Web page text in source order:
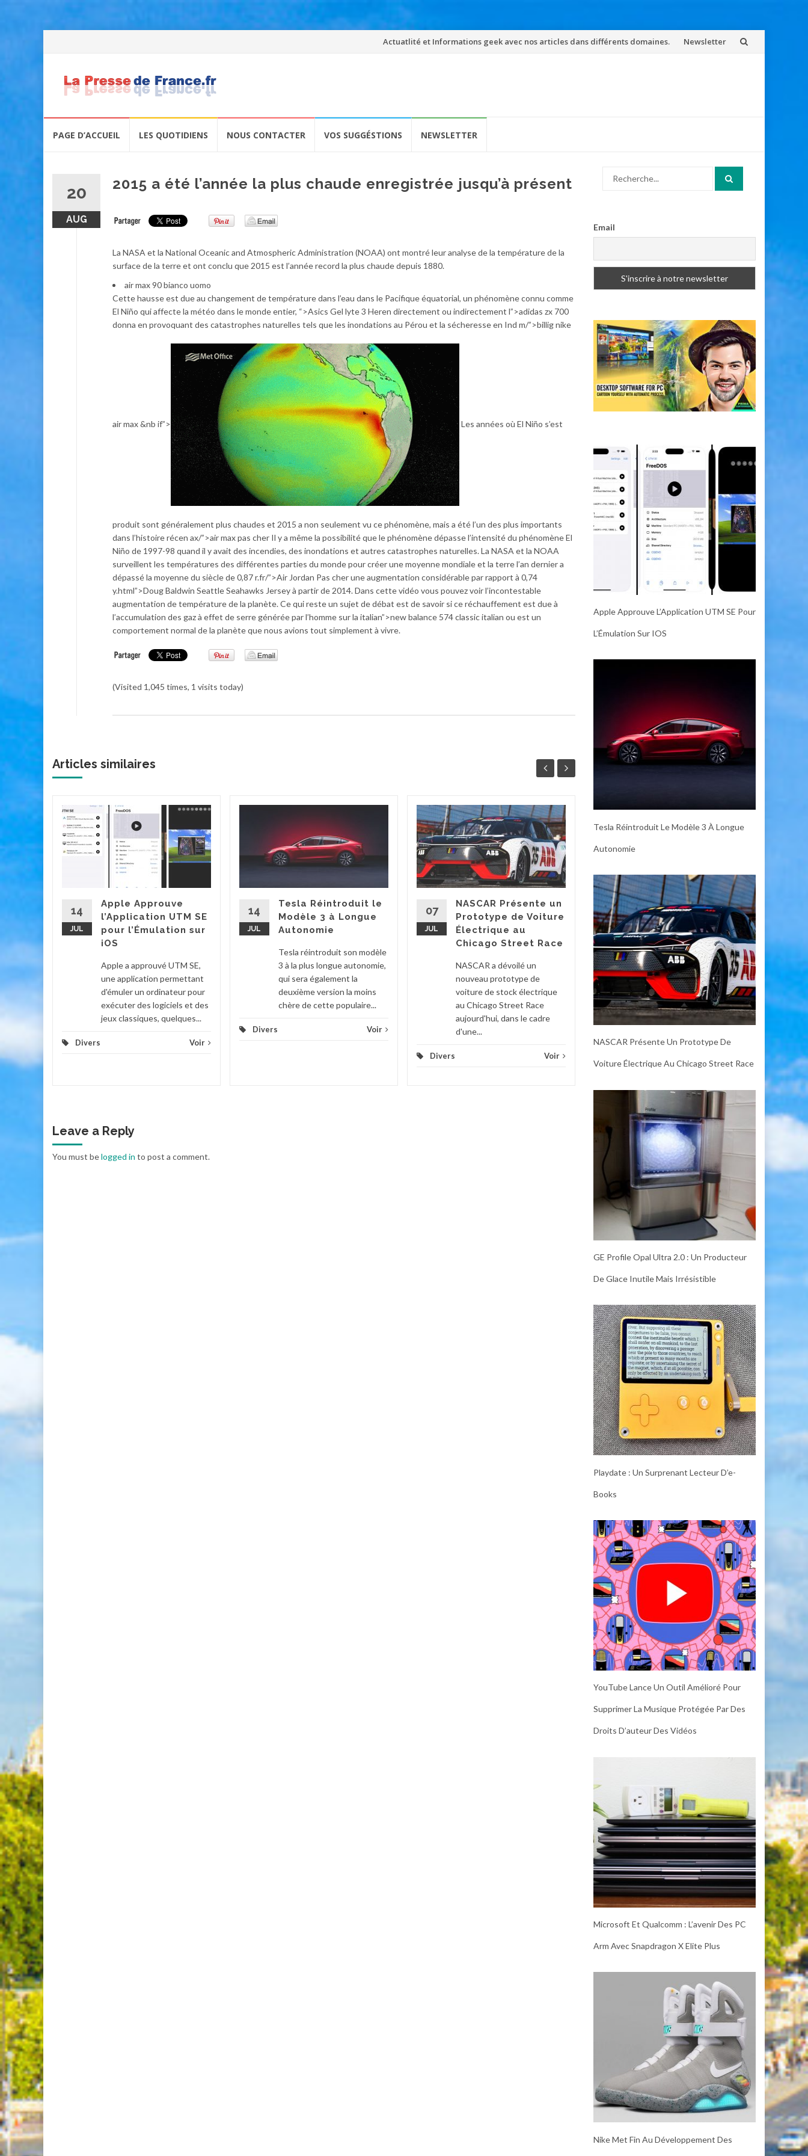
Skip
Actuatlité et Informations geek avec nos articles dans différents domaines. Newsletter
PAGE D’ACCUEIL LES QUOTIDIENS NOUS CONTACTER VOS SUGGÉSTIONS NEWSLETTER
20
AUG
2015 a été l’année la plus chaude enregistrée jusqu’à présent
La NASA et la National Oceanic and Atmospheric Administration (NOAA) ont montré leur analyse de la température de la
surface de la terre et ont conclu que 2015 est l’année record la plus chaude depuis 1880.
air max 90 bianco uomo
Cette hausse est due au changement de température dans l’eau dans le Pacifique équatorial, un phénomène connu comme
El Niño qui affecte la météo dans le monde entier, “>Asics Gel lyte 3 Heren directement ou indirectement l”>adidas zx 700
donna en provoquant des catastrophes naturelles tels que les inondations au Pérou et la sécheresse en Ind m/”>billig nike
air max &nb if”> Les années où El Niño s’est
produit sont généralement plus chaudes et 2015 a non seulement vu ce phénomène, mais a été l’un des plus importants
dans l’histoire récen ax/”>air max pas cher Il y a même la possibilité que le phénomène dépasse l’intensité du phénomène El
Niño de 1997-98 quand il y avait des incendies, des inondations et autres catastrophes naturelles. La NASA et la NOAA
surveillent les températures des différentes parties du monde pour créer une moyenne mondiale et la terre l’an dernier a
dépassé la moyenne du siècle de 0,87 r.fr/”>Air Jordan Pas cher une augmentation considérable par rapport à 0,74
y.html”>Doug Baldwin Seattle Seahawks Jersey à partir de 2014. Dans cette vidéo vous pouvez voir l’incontestable
augmentation de température de la planète. Ce qui reste un sujet de débat est de savoir si ce réchauffement est due à
l’accumulation des gaz à effet de serre générée par l’homme sur la italian”>new balance 574 classic italian ou est un
comportement normal de la planète que nous avions tout simplement à vivre.
(Visited 1,045 times, 1 visits today)
Articles similaires
14
JUL
Apple Approuve
l’Application UTM SE
pour l’Émulation sur
iOS
Apple a approuvé UTM SE,
une application permettant
d'émuler un ordinateur pour
exécuter des logiciels et des
jeux classiques, quelques...
Divers Voir
14
JUL
Tesla Réintroduit le
Modèle 3 à Longue
Autonomie
Tesla réintroduit son modèle
3 à la plus longue autonomie,
qui sera également la
deuxième version la moins
chère de cette populaire...
Divers Voir
07
JUL
NASCAR Présente un
Prototype de Voiture
Électrique au
Chicago Street Race
NASCAR a dévoilé un
nouveau prototype de
voiture de stock électrique
au Chicago Street Race
aujourd'hui, dans le cadre
d'une...
Divers Voir
07
JUL
GE Profile Opal Ultra
2.0 : Un Producteur
de Glace Inutile
Certains gadgets pour la
maison intelligente peuvent
être considérés comme
essentiels. Un thermostat
peut vous faire économiser
de...
Divers Voir
Leave a Reply
You must belogged in to post a comment.
Email
Apple Approuve L’Application UTM SE Pour
L’Émulation Sur IOS
Tesla Réintroduit Le Modèle 3 À Longue
Autonomie
NASCAR Présente Un Prototype De
Voiture Électrique Au Chicago Street Race
GE Profile Opal Ultra 2.0 : Un Producteur
De Glace Inutile Mais Irrésistible
Playdate : Un Surprenant Lecteur D’e-
Books
YouTube Lance Un Outil Amélioré Pour
Supprimer La Musique Protégée Par Des
Droits D’auteur Des Vidéos
Microsoft Et Qualcomm : L’avenir Des PC
Arm Avec Snapdragon X Elite Plus
Nike Met Fin Au Développement Des